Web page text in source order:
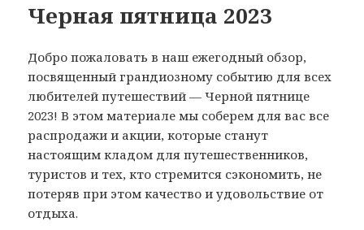
Черная пятница 2023
Добро пожаловать в наш ежегодный обзор,
посвященный грандиозному событию для всех
любителей путешествий — Черной пятнице
2023! В этом материале мы соберем для вас все
распродажи и акции, которые станут
настоящим кладом для путешественников,
туристов и тех, кто стремится сэкономить, не
потеряв при этом качество и удовольствие от
отдыха.